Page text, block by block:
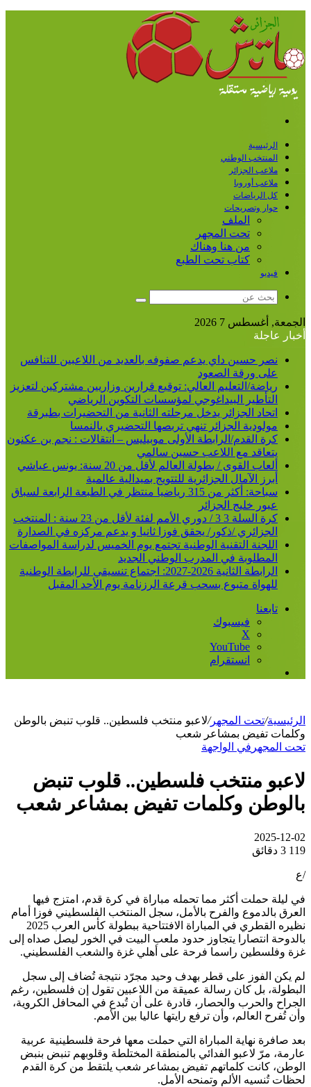
الرئيسية
المنتخب الوطني
ملاعب الجزائر
ملاعب أوروبا
كل الرياضات
حوار وتصريحات
الملف
تحت المجهر
من هنا وهناك
كتاب تحت الطبع
فيديو
بحث
الجمعة, أغسطس 7 2026
أخبار عاجلة
نصر حسين داي يدعم صفوفه بالعديد من اللاعبين للتنافس
على ورقة الصعود
رياضة/التعليم العالي: توقيع قرارين وزاريين مشتركين لتعزيز
التأطير البيداغوجي لمؤسسات التكوين الرياضي
اتحاد الجزائر يدخل مرحلته الثانية من التحضيرات بطبرقة
مولودية الجزائر تنهي تربصها التحضيري بالنمسا
كرة القدم/الرابطة الأولى موبيليس – انتقالات : نجم بن عكنون
يتعاقد مع اللاعب حسين سالمي
ألعاب القوى / بطولة العالم لأقل من 20 سنة: يونس عياشي
أبرز الآمال الجزائرية للتتويج بميدالية عالمية
سباحة: أكثر من 315 رياضيا منتظر في الطبعة الرابعة لسباق
عبور خليج الجزائر
كرة السلة 3 3 / دوري الأمم لفئة لأقل من 23 سنة : المنتخب
الجزائري /ذكور/ يحقق فوزا ثانيا و يدعم مركزه في الصدارة
اللجنة التقنية الوطنية تجتمع يوم الخميس لدراسة المواصفات
المطلوبة في المدرب الوطني الجديد
الرابطة الثانية 2026-2027: اجتماع تنسيقي للرابطة الوطنية
للهواة متبوع بسحب قرعة الرزنامة يوم الأحد المقبل
تابعنا
فيسبوك
‫X
‫YouTube
انستقرام
الرئيسية/تحت المجهر/لاعبو منتخب فلسطين.. قلوب تنبض بالوطن
وكلمات تفيض بمشاعر شعب
تحت المجهر في الواجهة
لاعبو منتخب فلسطين.. قلوب تنبض
بالوطن وكلمات تفيض بمشاعر شعب
2025-12-02
119 3 دقائق
/ع
في ليلة حملت أكثر مما تحمله مباراة في كرة قدم، امتزج فيها
العرق بالدموع والفرح بالأمل، سجل المنتخب الفلسطيني فوزا أمام
نظيره القطري في المباراة الافتتاحية ببطولة كأس العرب 2025
بالدوحة انتصارا يتجاوز حدود ملعب البيت في الخور ليصل صداه إلى
غزة وفلسطين راسما فرحة على أهلي غزة والشعب الفلسطيني.
لم يكن الفوز على قطر بهدف وحيد مجرّد نتيجة تُضاف إلى سجل
البطولة، بل كان رسالة عميقة من اللاعبين تقول إن فلسطين، رغم
الجراح والحرب والحصار، قادرة على أن تُبدع في المحافل الكروية،
وأن تُفرح العالم، وأن ترفع رايتها عاليا بين الأمم.
بعد صافرة نهاية المباراة التي حملت معها فرحة فلسطينية عربية
عارمة، مرّ لاعبو الفدائي بالمنطقة المختلطة وقلوبهم تنبض بنبض
الوطن، كانت كلماتهم تفيض بمشاعر شعب يلتقط من كرة القدم
لحظات تُنسيه الألم وتمنحه الأمل.